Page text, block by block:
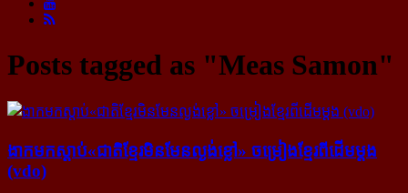
Posts tagged as "Meas Samon"
ងាក​មក​ស្ដាប់​«ជាតិ​ខ្មែរ​មិន​មែន​ល្ងង់​ខ្លៅ» ចម្រៀង​ខ្មែរ​ពី​ដើម​ម្ដង​
(vdo)